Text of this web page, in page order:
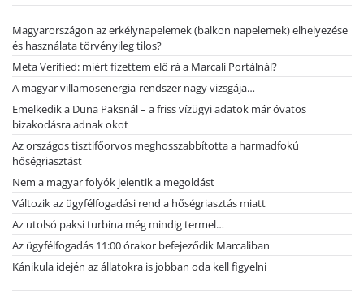
Magyarországon az erkélynapelemek (balkon napelemek) elhelyezése
és használata törvényileg tilos?
Meta Verified: miért fizettem elő rá a Marcali Portálnál?
A magyar villamosenergia-rendszer nagy vizsgája…
Emelkedik a Duna Paksnál – a friss vízügyi adatok már óvatos
bizakodásra adnak okot
Az országos tisztifőorvos meghosszabbította a harmadfokú
hőségriasztást
Nem a magyar folyók jelentik a megoldást
Változik az ügyfélfogadási rend a hőségriasztás miatt
Az utolsó paksi turbina még mindig termel…
Az ügyfélfogadás 11:00 órakor befejeződik Marcaliban
Kánikula idején az állatokra is jobban oda kell figyelni